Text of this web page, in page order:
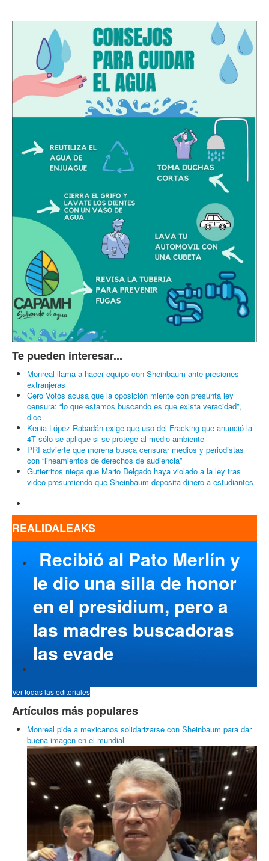
Te pueden interesar...
Monreal llama a hacer equipo con Sheinbaum ante presiones
extranjeras
Cero Votos acusa que la oposición miente con presunta ley
censura: “lo que estamos buscando es que exista veracidad”,
dice
Kenia López Rabadán exige que uso del Fracking que anunció la
4T sólo se aplique si se protege al medio ambiente
PRI advierte que morena busca censurar medios y periodistas
con “lineamientos de derechos de audiencia”
Gutierritos niega que Mario Delgado haya violado a la ley tras
video presumiendo que Sheinbaum deposita dinero a estudiantes
REALIDALEAKS
Recibió al Pato Merlín y
le dio una silla de honor
en el presidium, pero a
las madres buscadoras
las evade
Ver todas las editoriales
Artículos más populares
Monreal pide a mexicanos solidarizarse con Sheinbaum para dar
buena imagen en el mundial